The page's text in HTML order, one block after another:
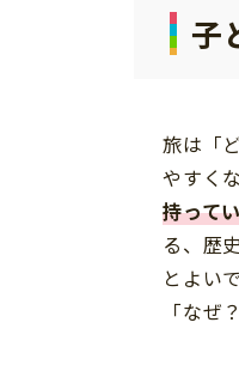
子
旅は「
やすく
持って
る、歴
とよい
「なぜ